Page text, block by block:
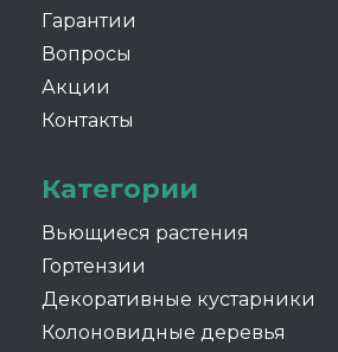
Гарантии
Вопросы
Акции
Контакты
Категории
Вьющиеся растения
Гортензии
Декоративные кустарники
Колоновидные деревья